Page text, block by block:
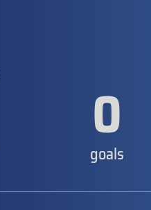
0
goals